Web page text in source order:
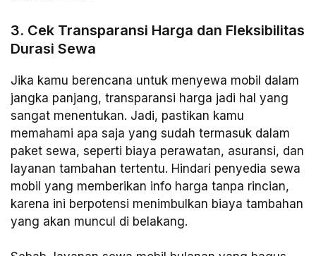
3. Cek Transparansi Harga dan Fleksibilitas
Durasi Sewa
Jika kamu berencana untuk menyewa mobil dalam
jangka panjang, transparansi harga jadi hal yang
sangat menentukan. Jadi, pastikan kamu
memahami apa saja yang sudah termasuk dalam
paket sewa, seperti biaya perawatan, asuransi, dan
layanan tambahan tertentu. Hindari penyedia sewa
mobil yang memberikan info harga tanpa rincian,
karena ini berpotensi menimbulkan biaya tambahan
yang akan muncul di belakang.